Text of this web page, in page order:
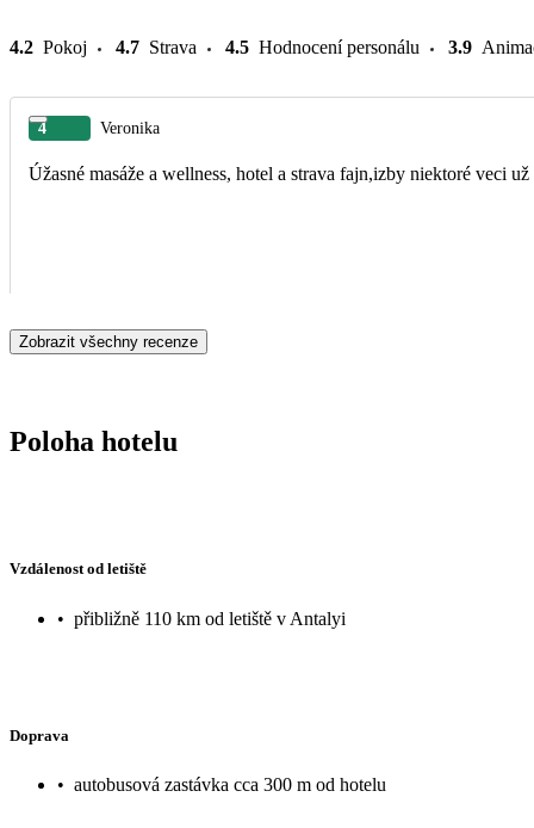
4.2 Pokoj 4.7 Strava 4.5 Hodnocení personálu 3.9
4 Veronika
Úžasné masáže a wellness, hotel a strava fajn,izby niektoré veci
Zobrazit všechny recenze
Poloha hotelu
Vzdálenost od letiště
• přibližně 110 km od letiště v Antalyi
Doprava
• autobusová zastávka cca 300 m od hotelu